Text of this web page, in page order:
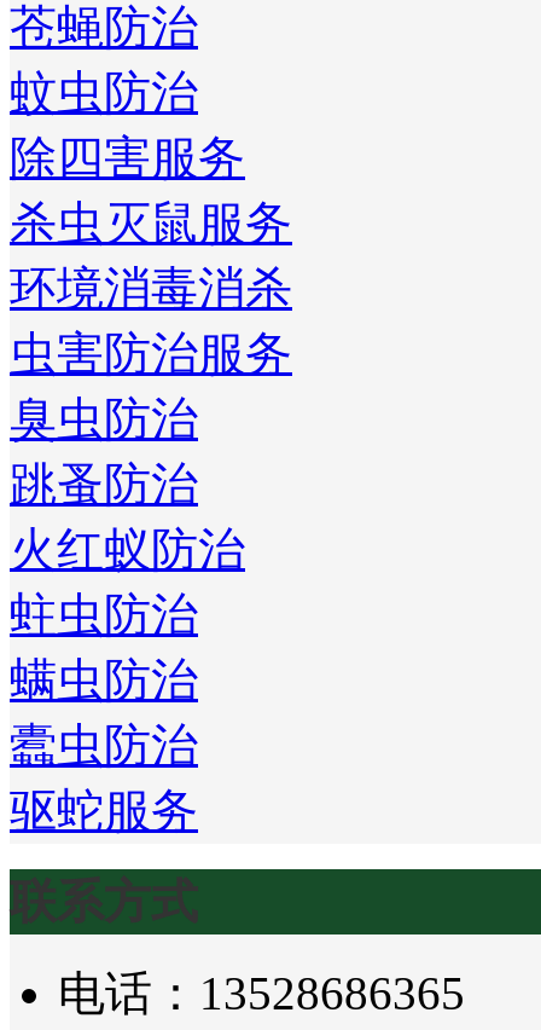
苍蝇防治
蚊虫防治
除四害服务
杀虫灭鼠服务
环境消毒消杀
虫害防治服务
臭虫防治
跳蚤防治
火红蚁防治
蛀虫防治
螨虫防治
蠹虫防治
驱蛇服务
联系方式
电话：13528686365